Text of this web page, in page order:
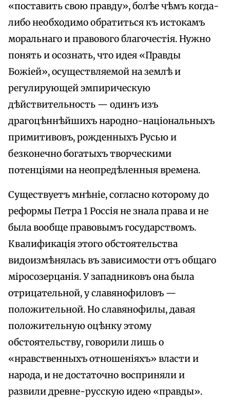
«поставить свою правду», болѣе чѣмъ когда-
либо необходимо обратиться къ истокамъ
моральнаго и правового благочестія. Нужно
понять и осознать, что идея «Правды
Божіей», осуществляемой на землѣ и
регулирующей эмпирическую
дѣйствительность — одинъ изъ
драгоцѣннѣйшихъ народно-національныхъ
примитивовъ, рожденныхъ Русью и
безконечно богатыхъ творческими
потенціями на неопредѣленныя времена.
Существуетъ мнѣніе, согласно которому до
реформы Петра 1 Россія не знала права и не
была вообще правовымъ государствомъ.
Квалификація этого обстоятельства
видоизмѣнялась въ зависимости отъ общаго
міросозерцанія. У западниковъ она была
отрицательной, у славянофиловъ —
положительной. Но славянофилы, давая
положительную оцѣнку этому
обстоятельству, говорили лишь о
«нравственныхъ отношеніяхъ» власти и
народа, и не достаточно восприняли и
развили древне-русскую идею «правды».